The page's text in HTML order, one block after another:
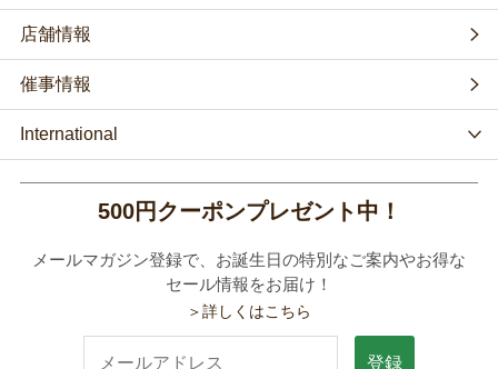
店舗情報
催事情報
International
500円クーポンプレゼント中！
メールマガジン登録で、お誕生日の特別なご案内やお得な
セール情報をお届け！
＞詳しくはこちら
登録